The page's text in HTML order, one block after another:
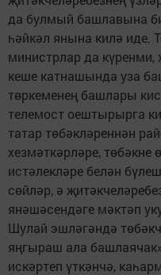
да булмый башлавына
һәйкәл янына килә иде.
министрлар да күренми,
кеше катнашында уза
төркеменең башлары
телемост оештырырга
татар төбәкләреннән
хезмәткәрләре, төбәкне
истәлекләре белән
сөйләр, ә
янәшәсендәге мәктәп
Шулай эшләгәндә
яңгыраш ала
искәртеп үткәнчә,